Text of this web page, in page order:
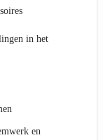
in het
en